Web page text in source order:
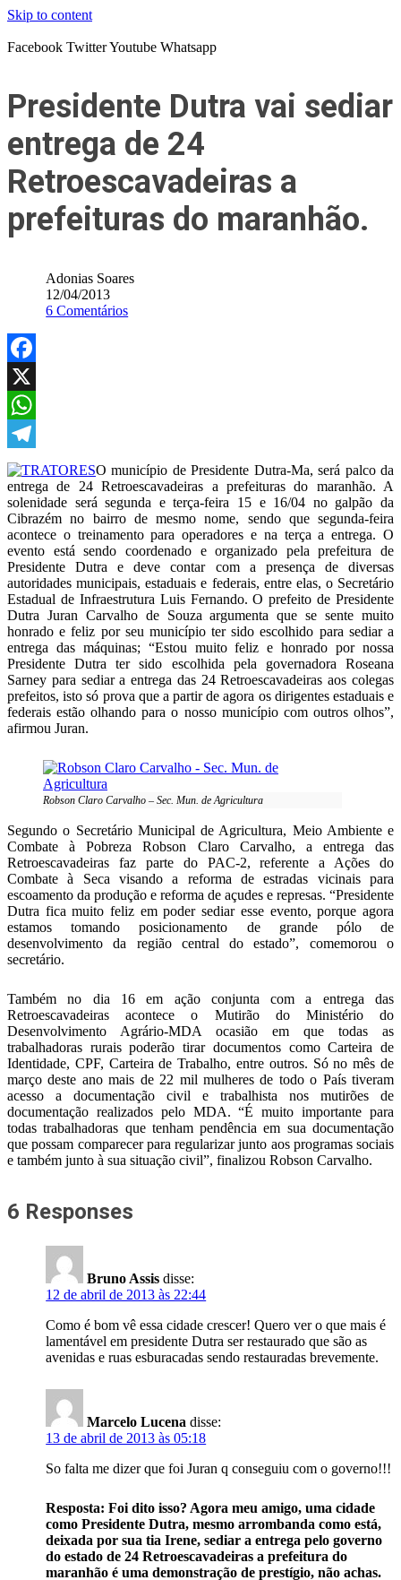
Skip to content
Facebook TwitterYoutube Whatsapp
Presidente Dutra vai sediar
entrega de 24
Retroescavadeiras a
prefeituras do maranhão.
Adonias Soares
12/04/2013
6 Comentários
Facebook
X
WhatsApp
Telegram
O município de Presidente Dutra-Ma, será palco da
entrega de 24 Retroescavadeiras a prefeituras do maranhão. A
solenidade será segunda e terça-feira 15 e 16/04 no galpão da
Cibrazém no bairro de mesmo nome, sendo que segunda-feira
acontece o treinamento para operadores e na terça a entrega. O
evento está sendo coordenado e organizado pela prefeitura de
Presidente Dutra e deve contar com a presença de diversas
autoridades municipais, estaduais e federais, entre elas, o Secretário
Estadual de Infraestrutura Luis Fernando. O prefeito de Presidente
Dutra Juran Carvalho de Souza argumenta que se sente muito
honrado e feliz por seu município ter sido escolhido para sediar a
entrega das máquinas; “Estou muito feliz e honrado por nossa
Presidente Dutra ter sido escolhida pela governadora Roseana
Sarney para sediar a entrega das 24 Retroescavadeiras aos colegas
prefeitos, isto só prova que a partir de agora os dirigentes estaduais e
federais estão olhando para o nosso município com outros olhos”,
afirmou Juran.
Robson Claro Carvalho – Sec. Mun. de Agricultura
Segundo o Secretário Municipal de Agricultura, Meio Ambiente e
Combate à Pobreza Robson Claro Carvalho, a entrega das
Retroescavadeiras faz parte do PAC-2, referente a Ações do
Combate à Seca visando a reforma de estradas vicinais para
escoamento da produção e reforma de açudes e represas. “Presidente
Dutra fica muito feliz em poder sediar esse evento, porque agora
estamos tomando posicionamento de grande pólo de
desenvolvimento da região central do estado”, comemorou o
secretário.
Também no dia 16 em ação conjunta com a entrega das
Retroescavadeiras acontece o Mutirão do Ministério do
Desenvolvimento Agrário-MDA ocasião em que todas as
trabalhadoras rurais poderão tirar documentos como Carteira de
Identidade, CPF, Carteira de Trabalho, entre outros. Só no mês de
março deste ano mais de 22 mil mulheres de todo o País tiveram
acesso a documentação civil e trabalhista nos mutirões de
documentação realizados pelo MDA. “É muito importante para
todas trabalhadoras que tenham pendência em sua documentação
que possam comparecer para regularizar junto aos programas sociais
e também junto à sua situação civil”, finalizou Robson Carvalho.
6 Responses
Bruno Assis disse:
12 de abril de 2013 às 22:44
Como é bom vê essa cidade crescer! Quero ver o que mais é
lamentável em presidente Dutra ser restaurado que são as
avenidas e ruas esburacadas sendo restauradas brevemente.
Marcelo Lucena disse:
13 de abril de 2013 às 05:18
So falta me dizer que foi Juran q conseguiu com o governo!!!
Resposta: Foi dito isso? Agora meu amigo, uma cidade
como Presidente Dutra, mesmo arrombanda como está,
deixada por sua tia Irene, sediar a entrega pelo governo
do estado de 24 Retroescavadeiras a prefeitura do
maranhão é uma demonstração de prestígio, não achas.